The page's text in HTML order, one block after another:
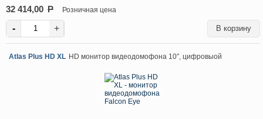
32 414,00 P Розничная цена
- +
Atlas Plus HD XL HD монитор видеодомофона 10″, цифровыой